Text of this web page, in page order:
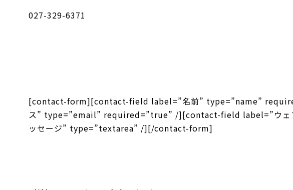
027-329-6371
[contact-form][contact-field label=”名前” type=”name”
ス” type=”email” required=”true” /][contact-field label=”ウ
ッセージ” type=”textarea” /][/contact-form]